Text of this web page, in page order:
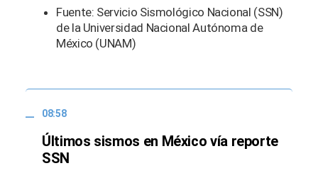
Fuente: Servicio Sismológico Nacional (SSN)
de la Universidad Nacional Autónoma de
México (UNAM)
08:58
Últimos sismos en México vía reporte
SSN